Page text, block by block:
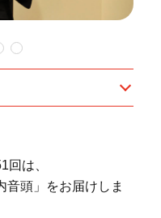
回は、
音頭」をお届けしま